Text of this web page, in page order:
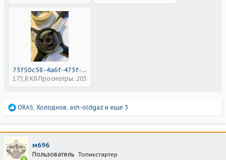
73f50c58-4a6f-473f-8baa-3899a5608cc3.jpeg
175,8 КБ Просмотры: 205
Р
а
к
ц
и
и
ORAS, Холоднов, ash-oldgaz и еще 3
м696
Пользователь Топикстартер